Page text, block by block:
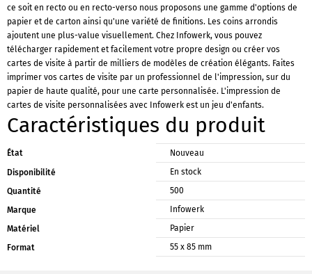
ce soit en recto ou en recto-verso nous proposons une gamme d'options de
papier et de carton ainsi qu'une variété de finitions. Les coins arrondis
ajoutent une plus-value visuellement. Chez Infowerk, vous pouvez
télécharger rapidement et facilement votre propre design ou créer vos
cartes de visite à partir de milliers de modèles de création élégants. Faites
imprimer vos cartes de visite par un professionnel de l'impression, sur du
papier de haute qualité, pour une carte personnalisée. L'impression de
cartes de visite personnalisées avec Infowerk est un jeu d'enfants.
Caractéristiques du produit
État
Nouveau
Disponibilité
En stock
Quantité
500
Marque
Infowerk
Matériel
Papier
Format
55 x 85 mm